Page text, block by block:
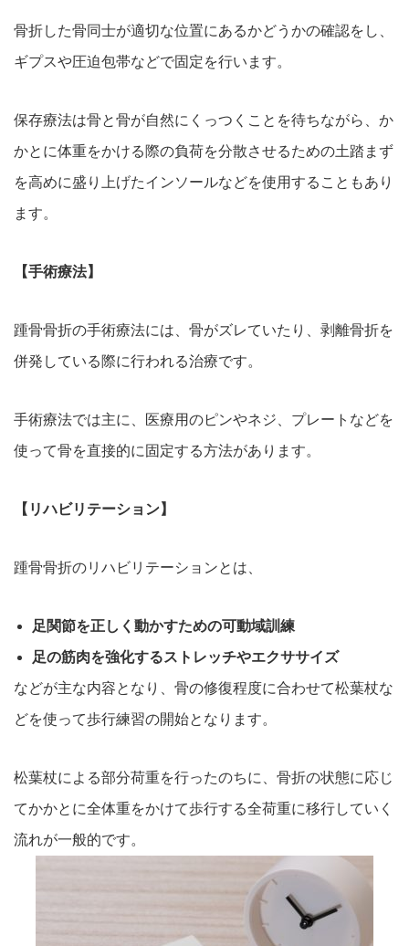
骨折した骨同士が適切な位置にあるかどうかの確認をし、
ギプスや圧迫包帯などで固定を行います。
保存療法は骨と骨が自然にくっつくことを待ちながら、か
かとに体重をかける際の負荷を分散させるための土踏まず
を高めに盛り上げたインソールなどを使用することもあり
ます。
【手術療法】
踵骨骨折の手術療法には、骨がズレていたり、剥離骨折を
併発している際に行われる治療です。
手術療法では主に、医療用のピンやネジ、プレートなどを
使って骨を直接的に固定する方法があります。
【リハビリテーション】
踵骨骨折のリハビリテーションとは、
足関節を正しく動かすための可動域訓練
足の筋肉を強化するストレッチやエクササイズ
などが主な内容となり、骨の修復程度に合わせて松葉杖な
どを使って歩行練習の開始となります。
松葉杖による部分荷重を行ったのちに、骨折の状態に応じ
てかかとに全体重をかけて歩行する全荷重に移行していく
流れが一般的です。